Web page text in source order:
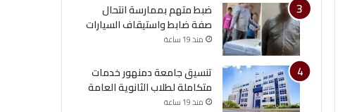
ضبط متهم بممارسة انتحال
صفة ضابط واستيقاف السيارات
منذ 19 ساعة
تنسيق جامعة دمنهور خدمات
متكاملة لطلاب الثانوية العامة
منذ 19 ساعة